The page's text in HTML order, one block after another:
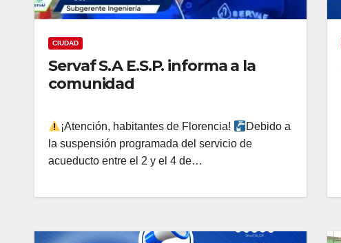
CIUDAD
Servaf S.A E.S.P. informa a la
comunidad
¡Atención, habitantes de Florencia!
Debido a
la suspensión programada del servicio de
acueducto entre el 2 y el 4 de…